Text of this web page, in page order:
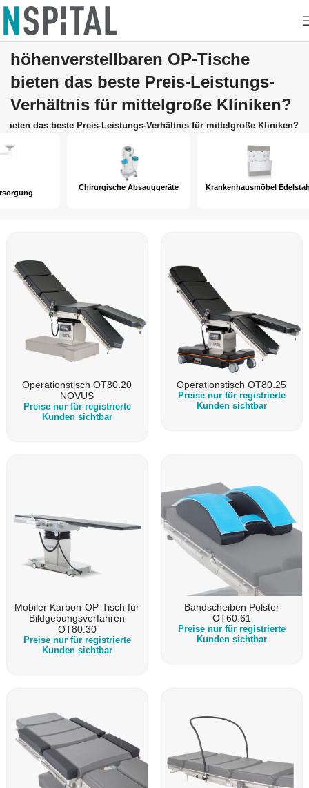
Welche elektrisch
höhenverstellbaren OP-Tische
bieten das beste Preis-Leistungs-
Verhältnis für mittelgroße Kliniken?
das beste Preis-Leistungs-Verhältnis für mittelgroße Kliniken?
Chirurgische Absauggeräte Krankenhausmöbel Edelstahl
Operationstisch OT80.20
NOVUS
Preise nur für registrierte
Kunden sichtbar
Operationstisch OT80.25
Preise nur für registrierte
Kunden sichtbar
Mobiler Karbon-OP-Tisch für
Bildgebungsverfahren
OT80.30
Preise nur für registrierte
Kunden sichtbar
Bandscheiben Polster
OT60.61
Preise nur für registrierte
Kunden sichtbar